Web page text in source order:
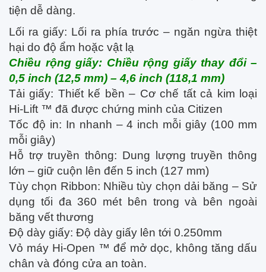
tiện dễ dàng.
Lối ra giấy: Lối ra phía trước – ngăn ngừa thiệt
hại do độ ẩm hoặc vật lạ
Chiều rộng giấy: Chiều rộng giấy thay đổi –
0,5 inch (12,5 mm) – 4,6 inch (118,1 mm)
Tải giấy: Thiết kế bền – Cơ chế tất cả kim loại
Hi-Lift ™ đã được chứng minh của Citizen
Tốc độ in: In nhanh – 4 inch mỗi giây (100 mm
mỗi giây)
Hỗ trợ truyền thông: Dung lượng truyền thông
lớn – giữ cuộn lên đến 5 inch (127 mm)
Tùy chọn Ribbon: Nhiều tùy chọn dải băng – Sử
dụng tối đa 360 mét bên trong và bên ngoài
băng vết thương
Độ dày giấy: Độ dày giấy lên tới 0.250mm
Vỏ máy Hi-Open ™ để mở dọc, không tăng dấu
chân và đóng cửa an toàn.